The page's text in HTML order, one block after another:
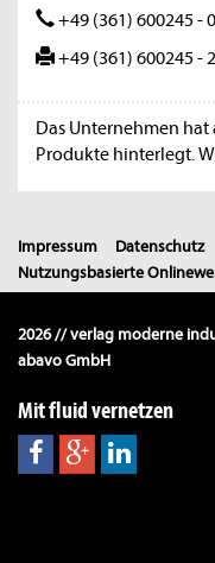
+49 (361) 600245 - 0
+49 (361) 600245 -
Das Unternehmen
Produkte hinterlegt.
Impressum Datenschutz
Nutzungsbasierte
2026 // verlag moderne
abavo GmbH
Mit fluid vernetzen